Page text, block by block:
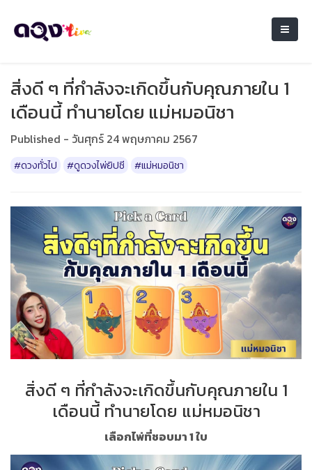
สิ่งดี ๆ ที่กำลังจะเกิดขึ้นกับคุณภายใน 1
เดือนนี้ ทำนายโดย แม่หมอนิชา
Published - วันศุกร์ 24 พฤษภาคม 2567
#ดวงทั่วไป #ดูดวงไพ่ยิปซี #แม่หมอนิชา
สิ่งดี ๆ ที่กำลังจะเกิดขึ้นกับคุณภายใน 1
เดือนนี้ ทำนายโดย แม่หมอนิชา
เลือกไพ่ที่ชอบมา 1 ใบ